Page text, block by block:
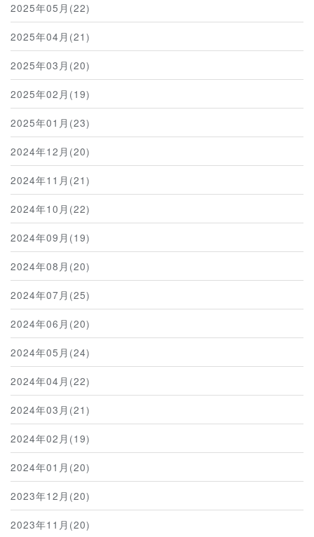
2025年05月(22)
2025年04月(21)
2025年03月(20)
2025年02月(19)
2025年01月(23)
2024年12月(20)
2024年11月(21)
2024年10月(22)
2024年09月(19)
2024年08月(20)
2024年07月(25)
2024年06月(20)
2024年05月(24)
2024年04月(22)
2024年03月(21)
2024年02月(19)
2024年01月(20)
2023年12月(20)
2023年11月(20)